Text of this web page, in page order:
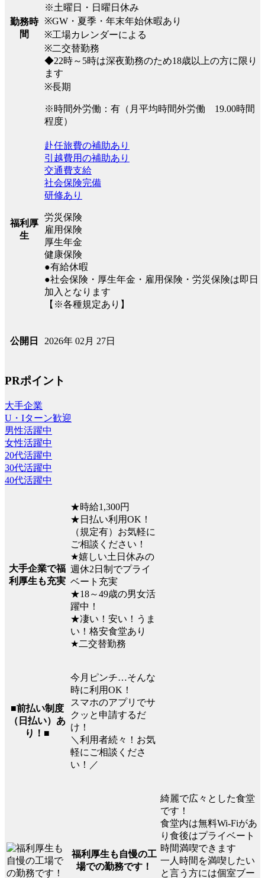
勤務時
間
※土曜日・日曜日休み
※GW・夏季・年末年始休暇あり
※工場カレンダーによる
※二交替勤務
◆22時～5時は深夜勤務のため18歳以上の方に限り
ます
※長期
※時間外労働：有（月平均時間外労働 19.00時間
程度）
福利厚
生
赴任旅費の補助あり
引越費用の補助あり
交通費支給
社会保険完備
研修あり
労災保険
雇用保険
厚生年金
健康保険
●有給休暇
●社会保険・厚生年金・雇用保険・労災保険は即日
加入となります
【※各種規定あり】
公開日 2026年 02月 27日
PRポイント
大手企業
U・Iターン歓迎
男性活躍中
女性活躍中
20代活躍中
30代活躍中
40代活躍中
大手企業で福
利厚生も充実
★時給1,300円
★日払い利用OK！
（規定有）お気軽に
ご相談ください！
★嬉しい土日休みの
週休2日制でプライ
ベート充実
★18～49歳の男女活
躍中！
★凄い！安い！うま
い！格安食堂あり
★二交替勤務
■前払い制度
（日払い）あ
り！■
今月ピンチ…そんな
時に利用OK！
スマホのアプリでサ
クッと申請するだ
け！
＼利用者続々！お気
軽にご相談くださ
い！／
福利厚生も自慢の工
場での勤務です！
綺麗で広々とした食堂
です！
食堂内は無料Wi-Fiがあ
り食後はプライベート
時間満喫できます
一人時間を満喫したい
と言う方には個室ブー